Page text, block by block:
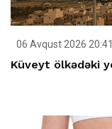
06 Avqust 2026 20:41
Küveyt ölkədəki